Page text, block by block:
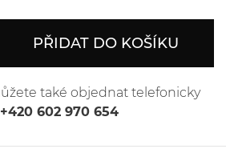
PŘIDAT DO KOŠÍKU
také objednat telefonicky
+420 602 970 654